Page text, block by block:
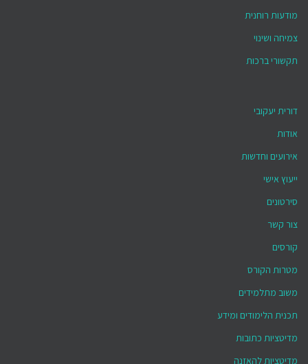
מודעות רוחנית
צמיחה ושינוי
תקשורי ברכות
דורית יעקובי
אודות
אירועים וחדשות
ייעוץ אישי
סירטונים
צור קשר
קורסים
מטרות הקורס
משוב מתלמידים
תכנית הלימודים ומידע
מדיטציות כתובות
מדיטציות להאזנה